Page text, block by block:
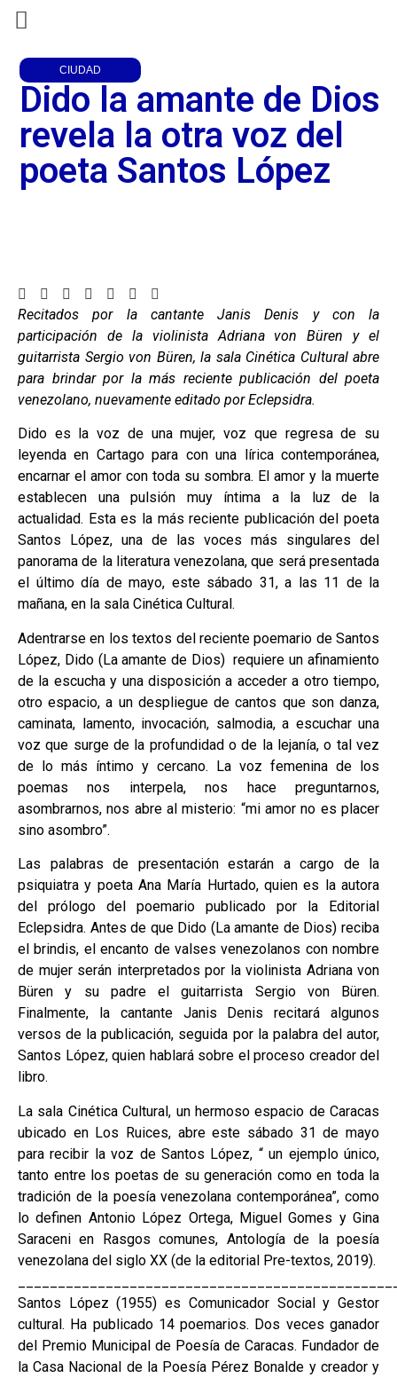
CIUDAD
Dido la amante de Dios
revela la otra voz del
poeta Santos López
Recitados por la cantante Janis Denis y con la
participación de la violinista Adriana von Büren y el
guitarrista Sergio von Büren, la sala Cinética Cultural abre
para brindar por la más reciente publicación del poeta
venezolano, nuevamente editado por Eclepsidra.
Dido es la voz de una mujer, voz que regresa de su
leyenda en Cartago para con una lírica contemporánea,
encarnar el amor con toda su sombra. El amor y la muerte
establecen una pulsión muy íntima a la luz de la
actualidad. Esta es la más reciente publicación del poeta
Santos López, una de las voces más singulares del
panorama de la literatura venezolana, que será presentada
el último día de mayo, este sábado 31, a las 11 de la
mañana, en la sala Cinética Cultural.
Adentrarse en los textos del reciente poemario de Santos
López, Dido (La amante de Dios) requiere un afinamiento
de la escucha y una disposición a acceder a otro tiempo,
otro espacio, a un despliegue de cantos que son danza,
caminata, lamento, invocación, salmodia, a escuchar una
voz que surge de la profundidad o de la lejanía, o tal vez
de lo más íntimo y cercano. La voz femenina de los
poemas nos interpela, nos hace preguntarnos,
asombrarnos, nos abre al misterio: “mi amor no es placer
sino asombro”.
Las palabras de presentación estarán a cargo de la
psiquiatra y poeta Ana María Hurtado, quien es la autora
del prólogo del poemario publicado por la Editorial
Eclepsidra. Antes de que Dido (La amante de Dios) reciba
el brindis, el encanto de valses venezolanos con nombre
de mujer serán interpretados por la violinista Adriana von
Büren y su padre el guitarrista Sergio von Büren.
Finalmente, la cantante Janis Denis recitará algunos
versos de la publicación, seguida por la palabra del autor,
Santos López, quien hablará sobre el proceso creador del
libro.
La sala Cinética Cultural, un hermoso espacio de Caracas
ubicado en Los Ruices, abre este sábado 31 de mayo
para recibir la voz de Santos López, “ un ejemplo único,
tanto entre los poetas de su generación como en toda la
tradición de la poesía venezolana contemporánea”, como
lo definen Antonio López Ortega, Miguel Gomes y Gina
Saraceni en Rasgos comunes, Antología de la poesía
venezolana del siglo XX (de la editorial Pre-textos, 2019).
Santos López (1955) es Comunicador Social y Gestor
cultural. Ha publicado 14 poemarios. Dos veces ganador
del Premio Municipal de Poesía de Caracas. Fundador de
la Casa Nacional de la Poesía Pérez Bonalde y creador y